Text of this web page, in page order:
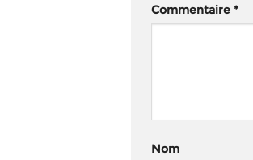
Commentaire *
Nom